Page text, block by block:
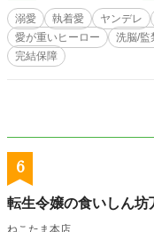
溺愛 執着愛 ヤンデレ
愛が重いヒーロー
洗脳/監
完結保障
6
転生令嬢の食いしん坊
ねこたま本店